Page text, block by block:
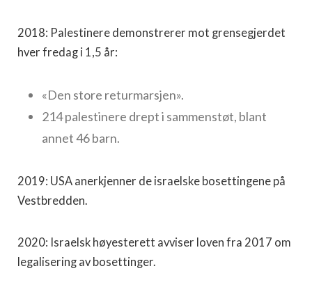
2018: Palestinere demonstrerer mot grensegjerdet
hver fredag i 1,5 år:
«Den store returmarsjen».
214 palestinere drept i sammenstøt, blant
annet 46 barn.
2019: USA anerkjenner de israelske bosettingene på
Vestbredden.
2020: Israelsk høyesterett avviser loven fra 2017 om
legalisering av bosettinger.